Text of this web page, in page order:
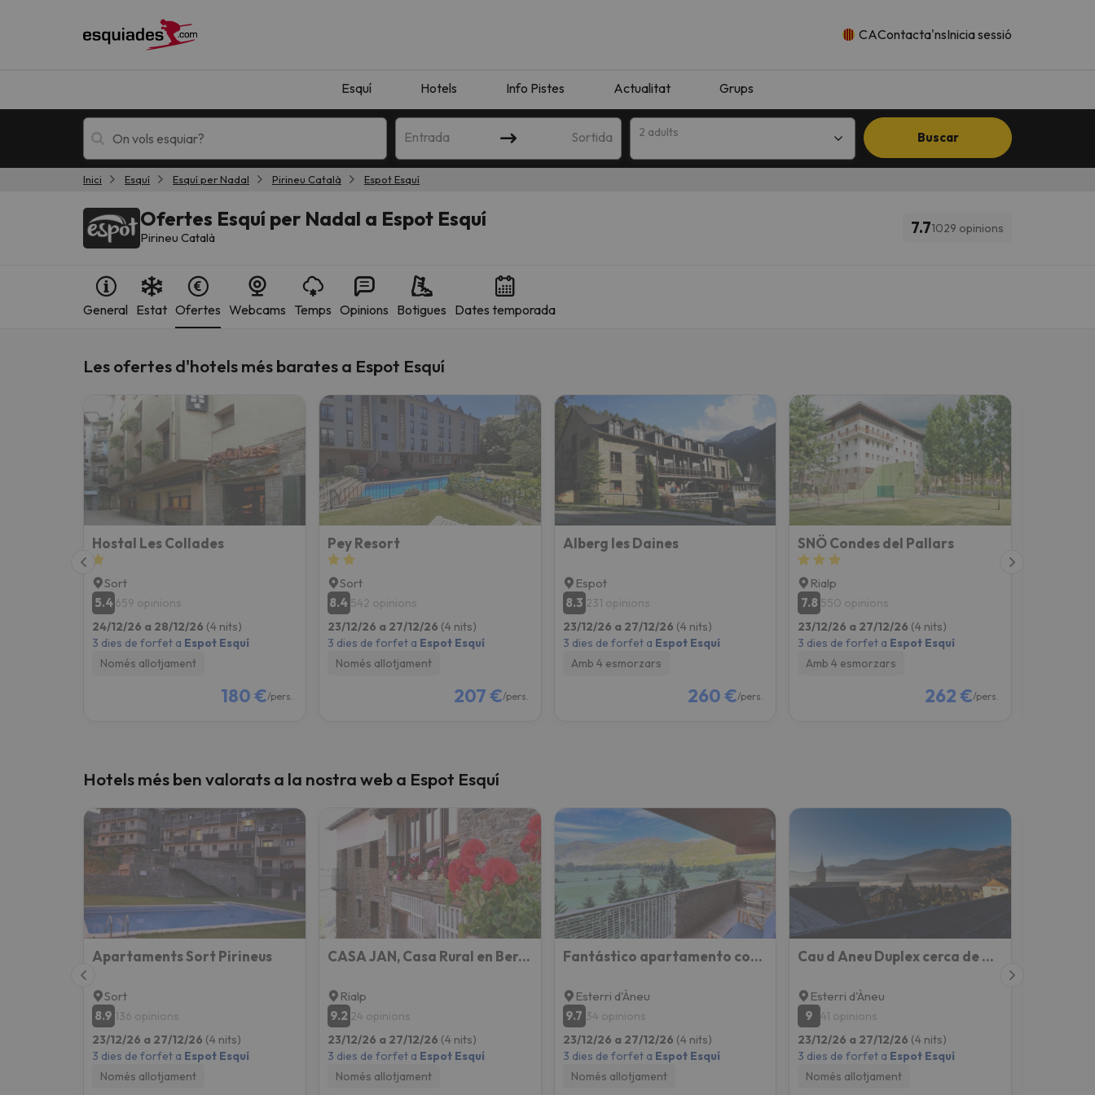
CAContacta'nsInicia sessió
Esquí Hotels Info Pistes Actualitat Grups
Entrada Sortida 2 adults Buscar
Esquí Escapades
Vaja! Sembla que el nostre cercador ha perdut el nord. Quan trobi la seva brúixola torna.
Inici Esquí Esquí per Nadal Pirineu Català Espot Esquí
Ofertes Esquí per Nadal a Espot Esquí
Pirineu Català 7.71029 opinions
General Estat Ofertes Webcams Temps Opinions Botigues Dates temporada
Les ofertes d'hotels més barates a Espot Esquí
Hostal Les Collades
Sort
5.4659 opinions
24/12/26 a 28/12/26 (4 nits)
3 dies de forfet a Espot Esquí
Només allotjament
180 €/pers.
Pey Resort
Sort
8.4 542 opinions
23/12/26 a 27/12/26 (4 nits)
3 dies de forfet a Espot Esquí
Només allotjament
207 €/pers.
Alberg les Daines
Espot
8.3 231 opinions
23/12/26 a 27/12/26 (4 nits)
3 dies de forfet a Espot Esquí
Amb 4 esmorzars
260 €/pers.
SNÖ Condes del Pallars
Rialp
7.8 550 opinions
23/12/26 a 27/12/26 (4 nits)
3 dies de forfet a Espot Esquí
Amb 4 esmorzars
262 €/pers.
Hotels més ben valorats a la nostra web a Espot Esquí
Apartaments Sort Pirineus
Sort
8.9 136 opinions
23/12/26 a 27/12/26 (4 nits)
3 dies de forfet a Espot Esquí
Només allotjament
CASA JAN, Casa Rural en Beraní
Rialp
9.2 24 opinions
23/12/26 a 27/12/26 (4 nits)
3 dies de forfet a Espot Esquí
Només allotjament
Fantástico apartamento con vistas en Esterri
Esterri d'Àneu
9.7 34 opinions
23/12/26 a 27/12/26 (4 nits)
3 dies de forfet a Espot Esquí
Només allotjament
Cau d Aneu Duplex cerca de Bonaigua Baqueira y Aigüestortes
Esterri d'Àneu
9 41 opinions
23/12/26 a 27/12/26 (4 nits)
3 dies de forfet a Espot Esquí
Només allotjament